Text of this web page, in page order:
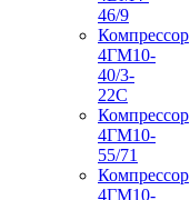
46/9
Компрессор
4ГМ10-
40/3-
22С
Компрессор
4ГМ10-
55/71
Компрессор
4ГМ10-